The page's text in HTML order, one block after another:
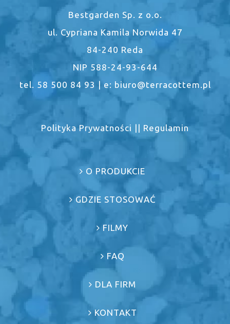
Bestgarden Sp. z o.o.
ul. Cypriana Kamila Norwida 47
84-240 Reda
NIP 588-24-93-644
tel. 58 500 84 93 | e: biuro@terracottem.pl
Polityka Prywatności || Regulamin
O PRODUKCIE
GDZIE STOSOWAĆ
FILMY
FAQ
DLA FIRM
KONTAKT